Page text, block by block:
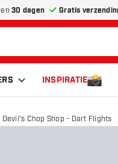
30 dagen Gratis
INSPIRATIE
Chop Shop - Dart Flights